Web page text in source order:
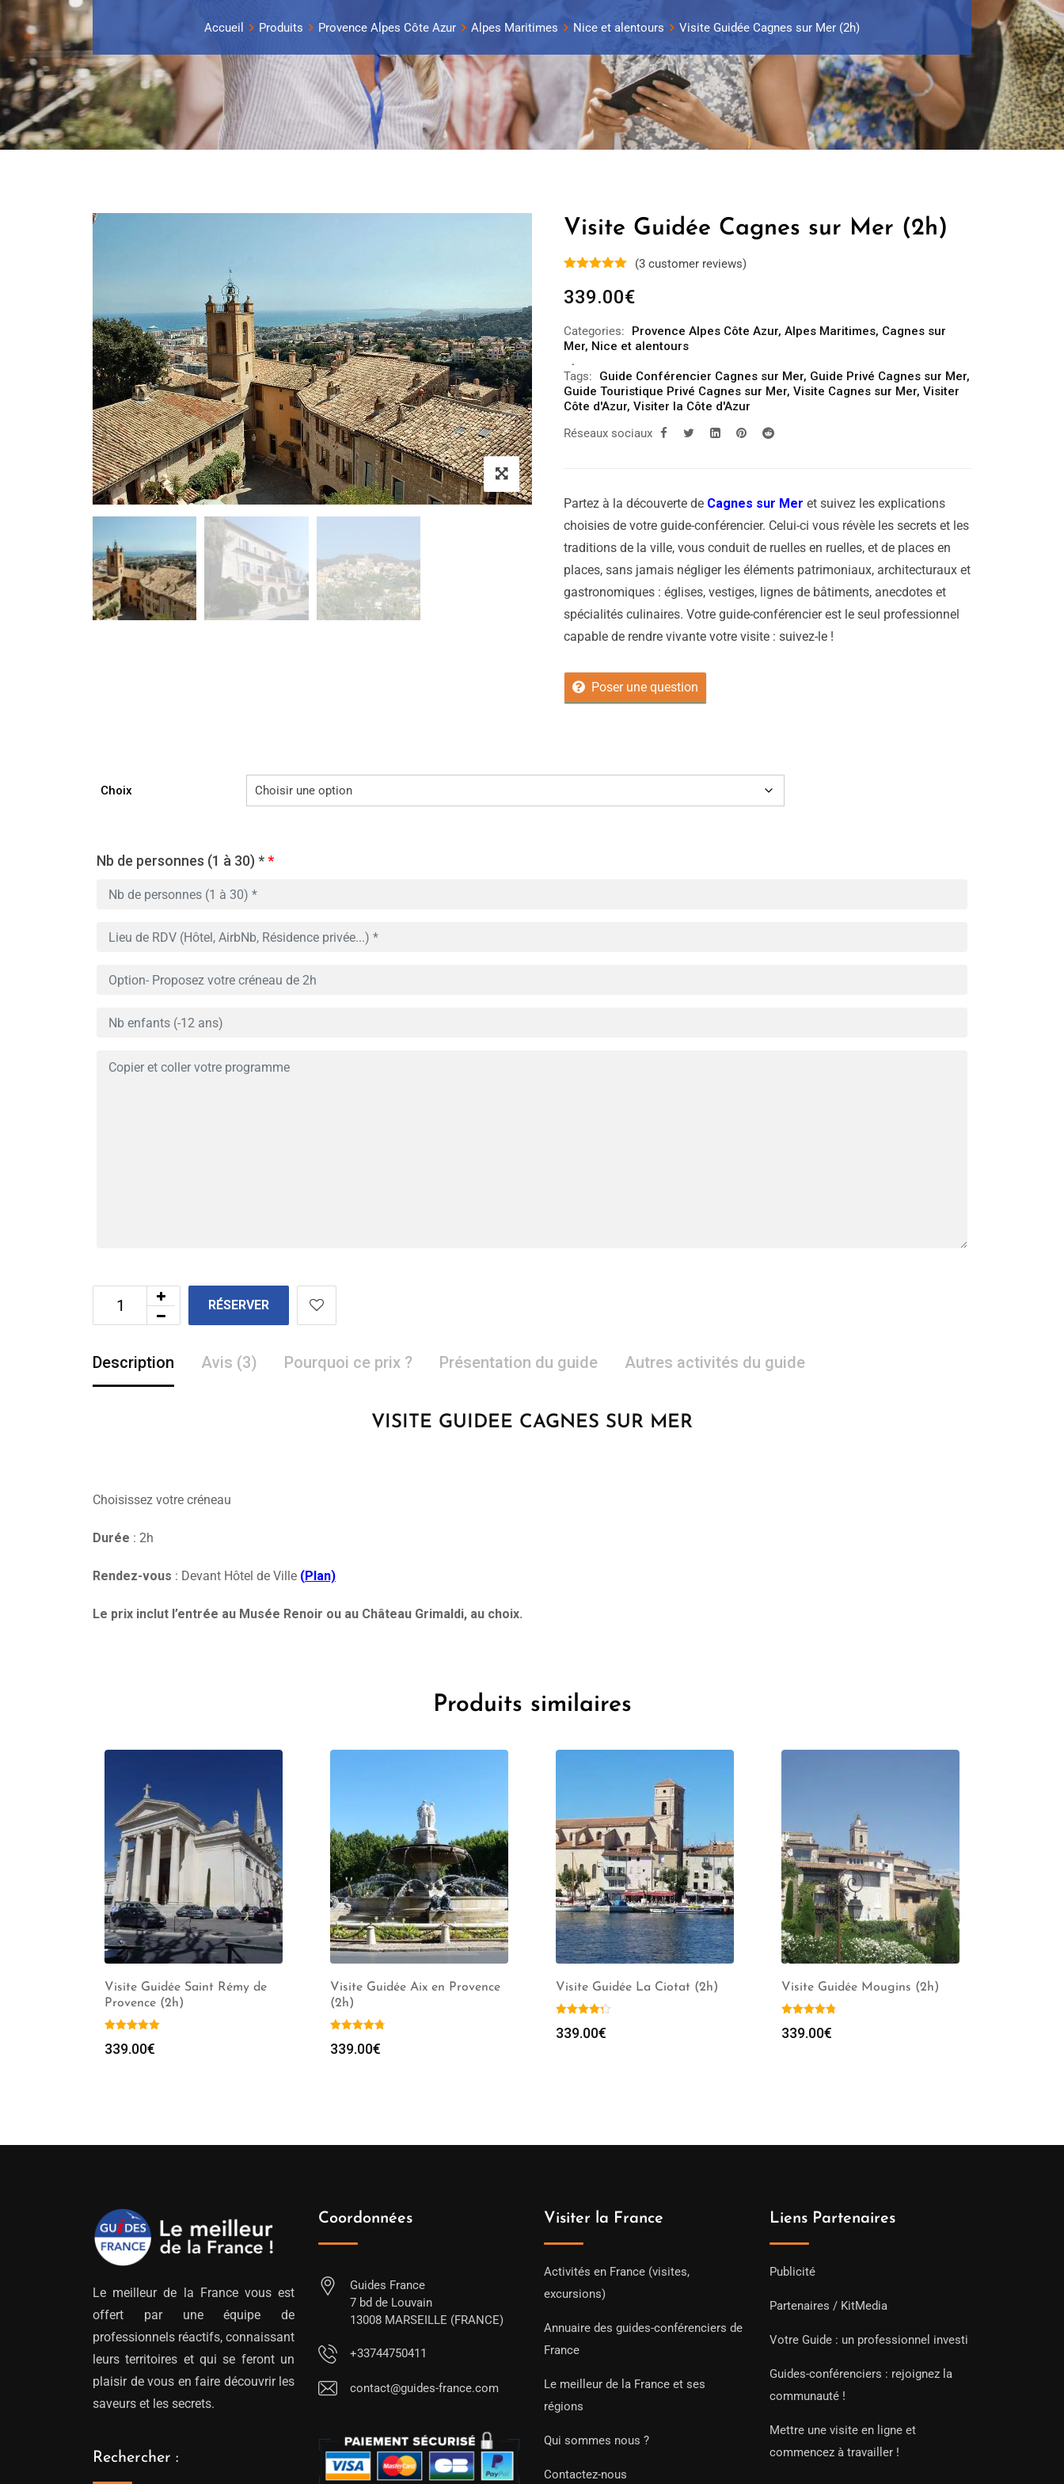
Accueil Produits Provence Alpes Côte Azur Alpes Maritimes Nice et alentours Visite Guidée Cagnes sur Mer (2h)
Visite Guidée Cagnes sur Mer (2h)
(3 customer reviews)
339.00€
Categories: Provence Alpes Côte Azur, Alpes Maritimes, Cagnes sur
Mer, Nice et alentours
Tags: Guide Conférencier Cagnes sur Mer, Guide Privé Cagnes sur Mer,
Guide Touristique Privé Cagnes sur Mer, Visite Cagnes sur Mer, Visiter
Côte d'Azur, Visiter la Côte d'Azur
Réseaux sociaux
Partez à la découverte de Cagnes sur Mer et suivez les explications
choisies de votre guide-conférencier. Celui-ci vous révèle les secrets et les
traditions de la ville, vous conduit de ruelles en ruelles, et de places en
places, sans jamais négliger les éléments patrimoniaux, architecturaux et
gastronomiques : églises, vestiges, lignes de bâtiments, anecdotes et
spécialités culinaires. Votre guide-conférencier est le seul professionnel
capable de rendre vivante votre visite : suivez-le !
Poser une question
Choix
Nb de personnes (1 à 30) **
RÉSERVER
Description Avis (3) Pourquoi ce prix ? Présentation du guide Autres activités du guide
VISITE GUIDEE CAGNES SUR MER
Choisissez votre créneau
Durée : 2h
Rendez-vous : Devant Hôtel de Ville (Plan)
Le prix inclut l’entrée au Musée Renoir ou au Château Grimaldi, au choix.
Produits similaires
Visite Guidée Saint Rémy de
Provence (2h)
339.00€
Visite Guidée Aix en Provence
(2h)
339.00€
Visite Guidée La Ciotat (2h)
339.00€
Visite Guidée Mougins (2h)
339.00€
Le meilleur de la France vous est
offert par une équipe de
professionnels réactifs, connaissant
leurs territoires et qui se feront un
plaisir de vous en faire découvrir les
saveurs et les secrets.
Rechercher :
Coordonnées
Guides France
7 bd de Louvain
13008 MARSEILLE (FRANCE)
+33744750411
contact@guides-france.com
Visiter la France
Activités en France (visites,
excursions)
Annuaire des guides-conférenciers de
France
Le meilleur de la France et ses
régions
Qui sommes nous ?
Contactez-nous
Liens Partenaires
Publicité
Partenaires / KitMedia
Votre Guide : un professionnel investi
Guides-conférenciers : rejoignez la
communauté !
Mettre une visite en ligne et
commencez à travailler !